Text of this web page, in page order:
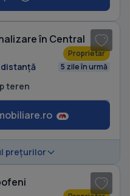
în Central
Proprietar
distanță 5 zile în urmă
teren
prețurilor